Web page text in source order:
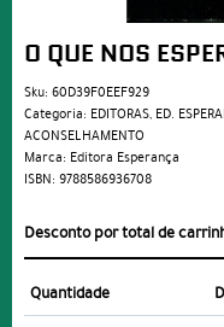
O QUE NOS
Sku: 60D39F0EEF929
Categoria: EDITORAS, ED.
ACONSELHAMENTO
Marca: Editora Esperança
ISBN: 9788586936708
Desconto por total de
Quantidade